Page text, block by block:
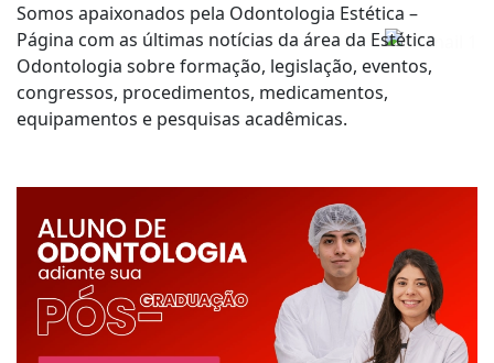
Somos apaixonados pela Odontologia Estética –
Página com as últimas notícias da área da Estética
Odontologia sobre formação, legislação, eventos,
congressos, procedimentos, medicamentos,
equipamentos e pesquisas acadêmicas.